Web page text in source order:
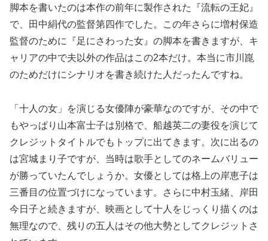
脚本を書いたのは本作の前年に製作された『流転の王妃』
で、田中絹代の監督第四作でした。この年さらに増村保造
監督のために『足にさわった女』の脚本を書きますが、キ
ャリアの中で夫以外の作品はこの2本だけ。本当に市川崑
のためだけにシナリオを書き続けた人だったんですね。
「十人の女」を演じる女優陣が豪華なのですが、その中で
もやっぱり山本富士子は別格で、船越英二の妻役を演じて
クレジットタイトルでもトップに出てきます。次に出るの
は宮城まり子ですが、当時は歌手としてのネームバリュー
が勝っていたんでしょうか。女優としては格上の岸恵子は
三番目の位置づけになっています。さらに中村玉緒、岸田
今日子と続きますが、映画として十人をじっくり描くのは
無理なので、残りの五人はその他大勢としてクレジットさ